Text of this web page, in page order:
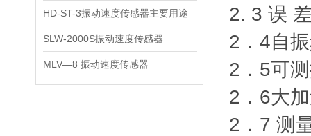
HD-ST-3振动速度传感器主要用途
SLW-2000S振动速度传感器
MLV—8 振动速度传感器
2. 3 误
2．4自
2．5可
2．6大
2．7 测